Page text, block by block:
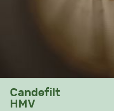
Candefilt
HMV